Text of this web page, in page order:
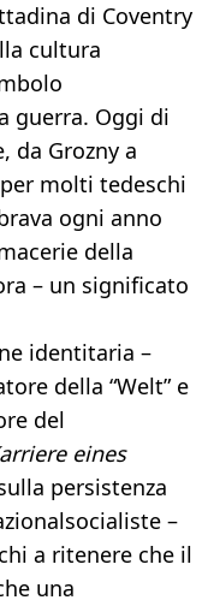
di Coventry
cultura
guerra. Oggi di
da Grozny a
molti tedeschi
ogni anno
della
– un significato
identitaria –
della “Welt” e
del
eines
persistenza
–
a ritenere che il
una